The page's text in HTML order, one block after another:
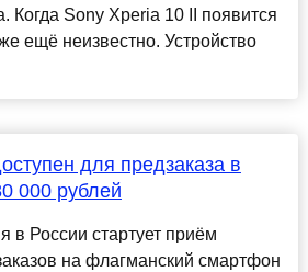
Когда Sony Xperia 10 II появится
ещё неизвестно. Устройство
для предзаказа в
000 рублей
в России стартует приём
на флагманский смартфон